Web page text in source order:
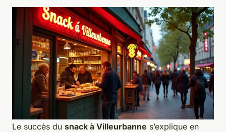
Le succès du snack à Villeurbanne s’explique en